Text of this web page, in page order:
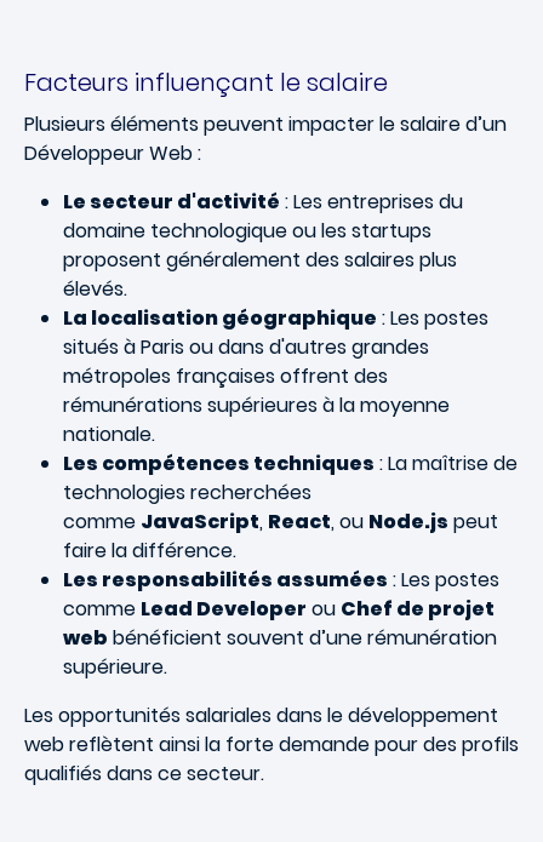
Facteurs influençant le salaire
Plusieurs éléments peuvent impacter le salaire d’un
Développeur Web :
Le secteur d'activité : Les entreprises du
domaine technologique ou les startups
proposent généralement des salaires plus
élevés.
La localisation géographique : Les postes
situés à Paris ou dans d'autres grandes
métropoles françaises offrent des
rémunérations supérieures à la moyenne
nationale.
Les compétences techniques : La maîtrise de
technologies recherchées
comme JavaScript, React, ou Node.js peut
faire la différence.
Les responsabilités assumées : Les postes
comme Lead Developer ou Chef de projet
web bénéficient souvent d’une rémunération
supérieure.
Les opportunités salariales dans le développement
web reflètent ainsi la forte demande pour des profils
qualifiés dans ce secteur.